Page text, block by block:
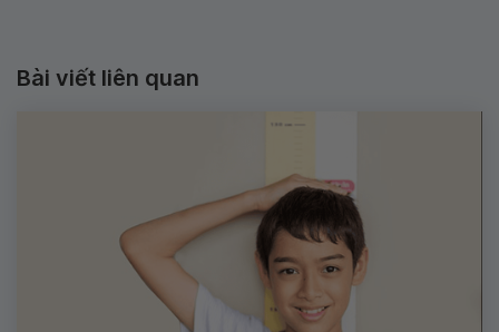
Bài viết liên quan